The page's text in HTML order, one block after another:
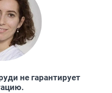
не гарантирует